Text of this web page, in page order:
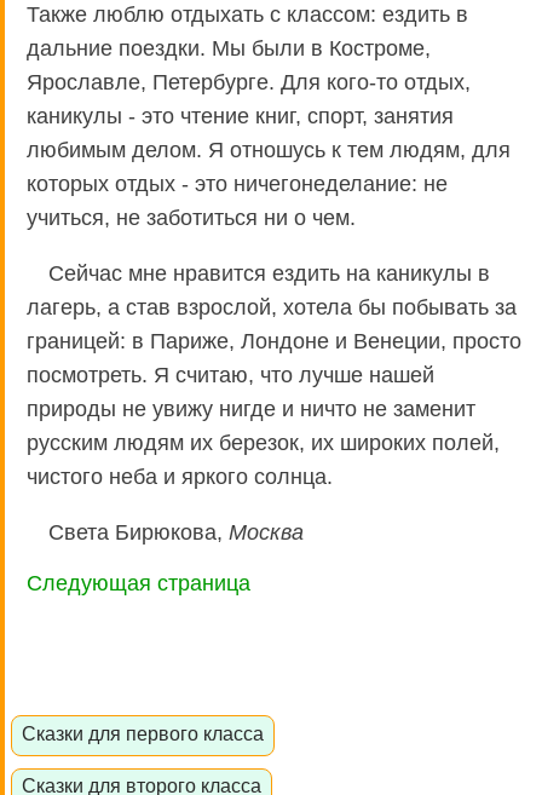
Также люблю отдыхать с классом: ездить в
дальние поездки. Мы были в Костроме,
Ярославле, Петербурге. Для кого-то отдых,
каникулы - это чтение книг, спорт, занятия
любимым делом. Я отношусь к тем людям, для
которых отдых - это ничегонеделание: не
учиться, не заботиться ни о чем.
Сейчас мне нравится ездить на каникулы в
лагерь, а став взрослой, хотела бы побывать за
границей: в Париже, Лондоне и Венеции, просто
посмотреть. Я считаю, что лучше нашей
природы не увижу нигде и ничто не заменит
русским людям их березок, их широких полей,
чистого неба и яркого солнца.
Света Бирюкова, Москва
Следующая страница
Сказки для первого класса
Сказки для второго класса